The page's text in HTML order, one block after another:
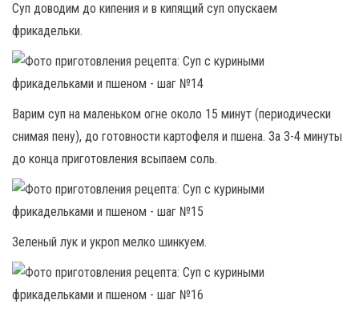
Суп доводим до кипения и в кипящий суп опускаем
фрикадельки.
Варим суп на маленьком огне около 15 минут (периодически
снимая пену), до готовности картофеля и пшена. За 3-4 минуты
до конца приготовления всыпаем соль.
Зеленый лук и укроп мелко шинкуем.